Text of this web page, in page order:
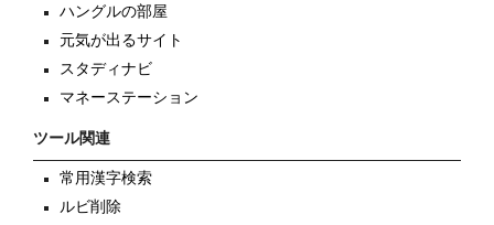
ハングルの部屋
元気が出るサイト
スタディナビ
マネーステーション
ツール関連
常用漢字検索
ルビ削除